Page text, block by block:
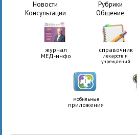
Новости Рубрики
Консультации
Общение
журнал
МЕД-инфо
справочник
лекарств и
учреждений
мобильные
приложения